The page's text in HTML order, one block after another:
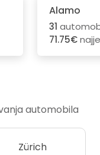
Alamo
31
71.75€
automobila
Zürich